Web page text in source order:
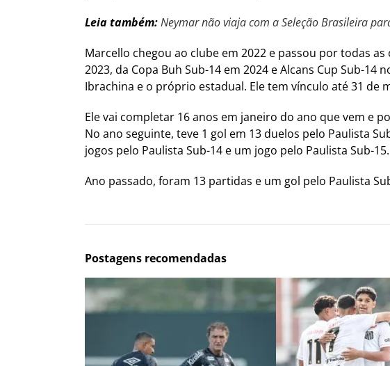
Leia também:Neymar não viaja com a Seleção Brasileira
Marcello chegou ao clube em 2022 e passou por todas
2023, da Copa Buh Sub-14 em 2024 e Alcans Cup Sub-
Ibrachina e o próprio estadual. Ele tem vínculo até 31 de
Ele vai completar 16 anos em janeiro do ano que vem e
No ano seguinte, teve 1 gol em 13 duelos pelo Paulista
jogos pelo Paulista Sub-14 e um jogo pelo Paulista Sub-15.
Ano passado, foram 13 partidas e um gol pelo Paulista
Postagens recomendadas